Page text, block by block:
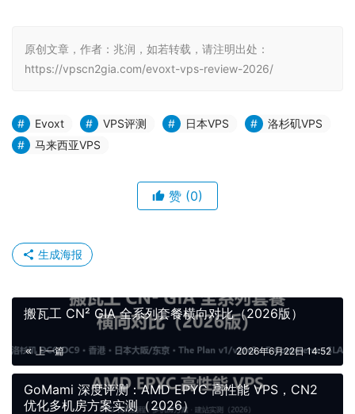
原创文章，作者：兆润，如若转载，请注明出处：
https://vpscn2gia.com/evoxt-vps-review-2026/
Evoxt VPS评测 日本VPS
洛杉矶VPS
马来西亚VPS
赞 (0)
生成海报
搬瓦工 CN² GIA 全系列套餐横向对比（2026版）
上一篇 2026年6月22日 14:52
GoMami 深度评测：AMD EPYC 高性能 VPS，CN2
优化多机房方案实测（2026）